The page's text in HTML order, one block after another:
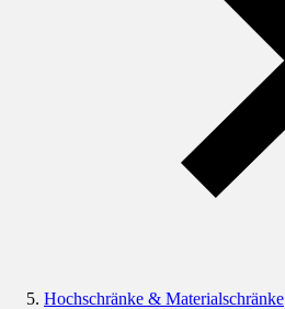
Hochschränke & Materialschränke